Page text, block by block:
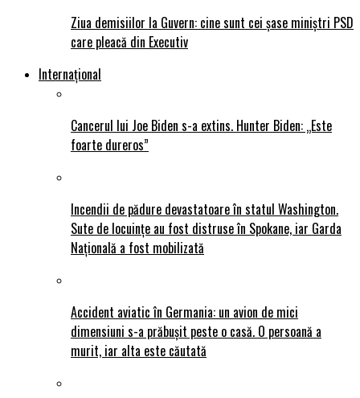
Ziua demisiilor la Guvern: cine sunt cei șase miniștri PSD
care pleacă din Executiv
Internațional
Cancerul lui Joe Biden s-a extins. Hunter Biden: „Este
foarte dureros”
Incendii de pădure devastatoare în statul Washington.
Sute de locuințe au fost distruse în Spokane, iar Garda
Națională a fost mobilizată
Accident aviatic în Germania: un avion de mici
dimensiuni s-a prăbușit peste o casă. O persoană a
murit, iar alta este căutată